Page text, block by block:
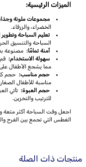
الميزات الرئيسية:
مجموعات ملونة
الخضراء، والزرقاء.
تعليم السباحة
السباحة والتنسيق
آمنة تمامًا: مصنوعة
سهولة الاستخدام:
مما يشجع الأطفال
حجم مناسب:
مناسبة للأطفال
حجم العبوة:
للترتيب والتخزين.
اجعل وقت السباحة أكثر متعة
الغطس التي تجمع بين الفرح
منتجات ذات الصلة